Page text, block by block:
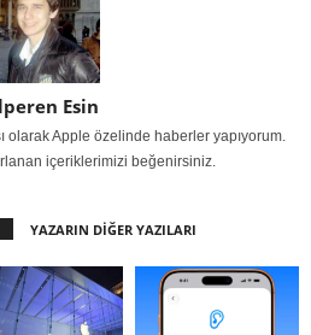
Esin
olarak Apple özelinde haberler yapıyorum.
içeriklerimizi beğenirsiniz.
YAZARIN DİĞER YAZILARI